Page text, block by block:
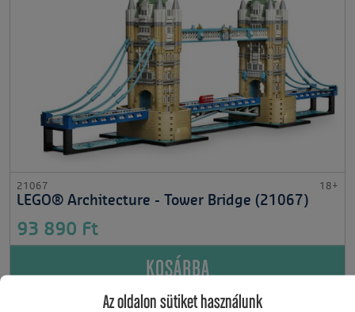
21067 18+
LEGO® Architecture - Tower Bridge (21067)
93 890 Ft
KOSÁRBA
Az oldalon sütiket használunk